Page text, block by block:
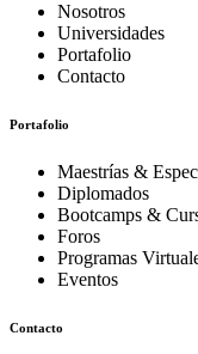
Nosotros
Universidades
Portafolio
Contacto
Portafolio
Maestrías &
Diplomados
Bootcamps &
Foros
Programas
Eventos
Contacto